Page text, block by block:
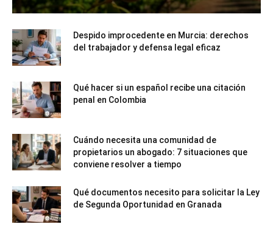
Despido improcedente en Murcia: derechos
del trabajador y defensa legal eficaz
Qué hacer si un español recibe una citación
penal en Colombia
Cuándo necesita una comunidad de
propietarios un abogado: 7 situaciones que
conviene resolver a tiempo
Qué documentos necesito para solicitar la Ley
de Segunda Oportunidad en Granada